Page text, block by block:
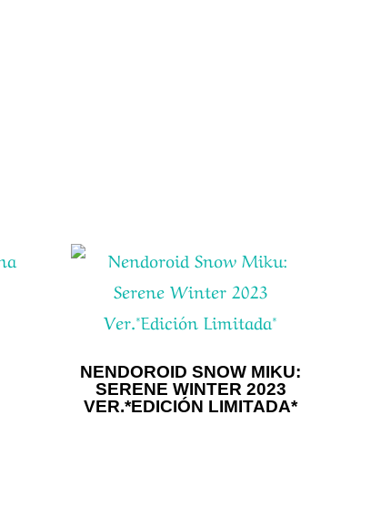
NENDOROID SNOW MIKU:
SERENE WINTER 2023
VER.*EDICIÓN LIMITADA*